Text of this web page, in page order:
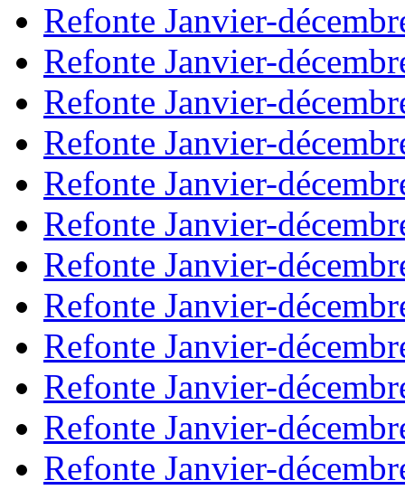
Refonte Janvier-
Refonte Janvier-
Refonte Janvier-
Refonte Janvier-
Refonte Janvier-
Refonte Janvier-
Refonte Janvier-
Refonte Janvier-
Refonte Janvier-
Refonte Janvier-
Refonte Janvier-
Refonte Janvier-